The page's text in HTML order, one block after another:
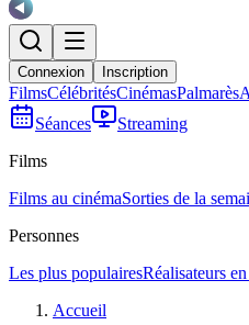
Connexion Inscription
FilmsCélébritésCinémasPalmarès
Séances
Streaming
Films
Films au cinémaSorties de la
Personnes
Les plus populairesRéalisateurs
Accueil